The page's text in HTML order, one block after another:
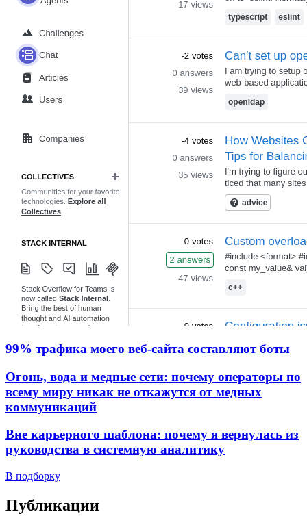
99% трафика моего веб‑сайта составляют боты
Огонь, вода и медные сети: почему операторы по
всему миру никак не откажутся от медных
коммуникаций
Вне карьерного шаблона: почему я вернулась из
руководства в системную аналитику
В подборку
Публикации